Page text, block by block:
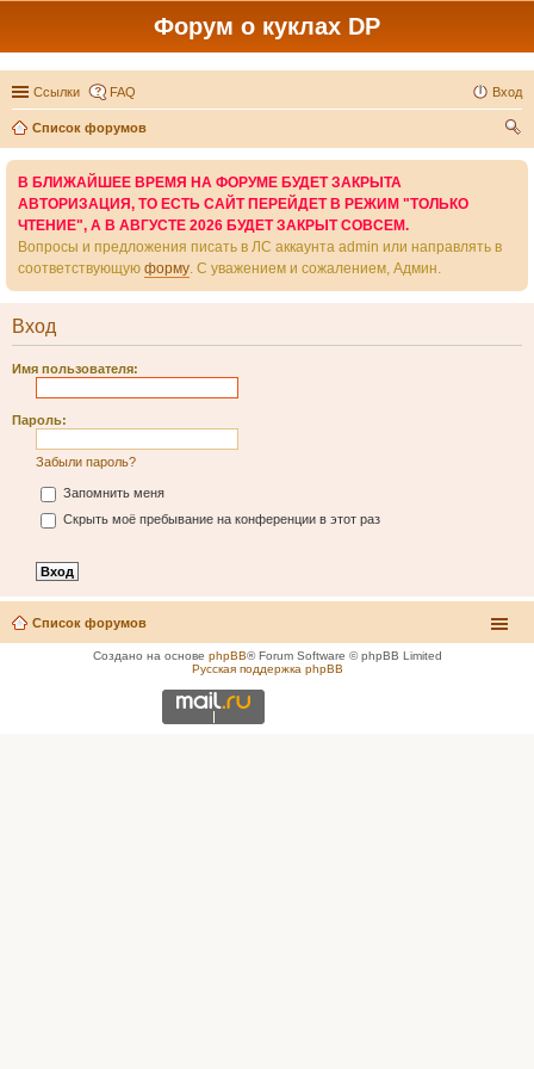
Форум о куклах DP
Ссылки FAQ Вход
Список форумов
В БЛИЖАЙШЕЕ ВРЕМЯ НА ФОРУМЕ БУДЕТ ЗАКРЫТА
АВТОРИЗАЦИЯ, ТО ЕСТЬ САЙТ ПЕРЕЙДЕТ В РЕЖИМ "ТОЛЬКО
ЧТЕНИЕ", А В АВГУСТЕ 2026 БУДЕТ ЗАКРЫТ СОВСЕМ.
Вопросы и предложения писать в ЛС аккаунта admin или направлять в
соответствующую форму. С уважением и сожалением, Админ.
Вход
Имя пользователя:
Пароль:
Забыли пароль?
Запомнить меня
Скрыть моё пребывание на конференции в этот раз
Список форумов
Создано на основе phpBB® Forum Software © phpBB Limited
Русская поддержка phpBB